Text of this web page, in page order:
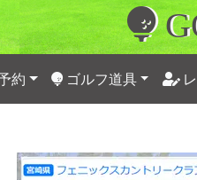
約 ゴルフ道具